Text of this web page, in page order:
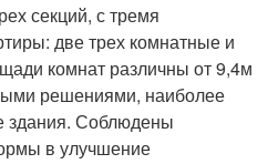
секций, с тремя
две трех комнатные и
комнат различны от 9,4м
решениями, наиболее
здания. Соблюдены
в улучшение